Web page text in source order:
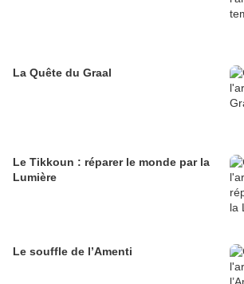
La Quête du Graal
Le Tikkoun : réparer le monde par la
Lumière
Le souffle de l’Amenti